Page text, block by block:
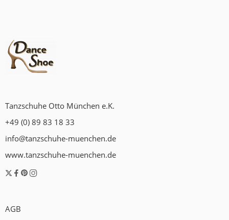
Tanzschuhe Otto München e.K.
+49 (0) 89 83 18 33
info@tanzschuhe-muenchen.de
www.tanzschuhe-muenchen.de
AGB